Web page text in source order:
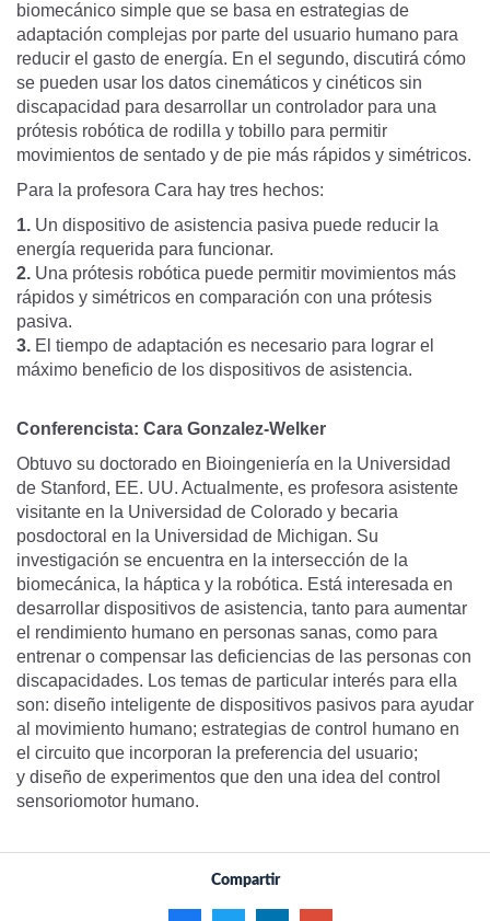
biomecánico simple que se basa en estrategias de
adaptación complejas por parte del usuario humano para
reducir el gasto de energía. En el segundo, discutirá cómo
se pueden usar los datos cinemáticos y cinéticos sin
discapacidad para desarrollar un controlador para una
prótesis robótica de rodilla y tobillo para permitir
movimientos de sentado y de pie más rápidos y simétricos.
Para la profesora Cara hay tres hechos:
1. Un dispositivo de asistencia pasiva puede reducir la
energía requerida para funcionar.
2. Una prótesis robótica puede permitir movimientos más
rápidos y simétricos en comparación con una prótesis
pasiva.
3. El tiempo de adaptación es necesario para lograr el
máximo beneficio de los dispositivos de asistencia.
Conferencista: Cara Gonzalez-Welker
Obtuvo su doctorado en Bioingeniería en la Universidad
de Stanford, EE. UU. Actualmente, es profesora asistente
visitante en la Universidad de Colorado y becaria
posdoctoral en la Universidad de Michigan. Su
investigación se encuentra en la intersección de la
biomecánica, la háptica y la robótica. Está interesada en
desarrollar dispositivos de asistencia, tanto para aumentar
el rendimiento humano en personas sanas, como para
entrenar o compensar las deficiencias de las personas con
discapacidades. Los temas de particular interés para ella
son: diseño inteligente de dispositivos pasivos para ayudar
al movimiento humano; estrategias de control humano en
el circuito que incorporan la preferencia del usuario;
y diseño de experimentos que den una idea del control
sensoriomotor humano.
Compartir